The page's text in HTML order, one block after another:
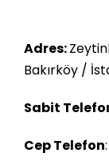
Adres:
Bakırköy /
Sabit
Cep Telefon